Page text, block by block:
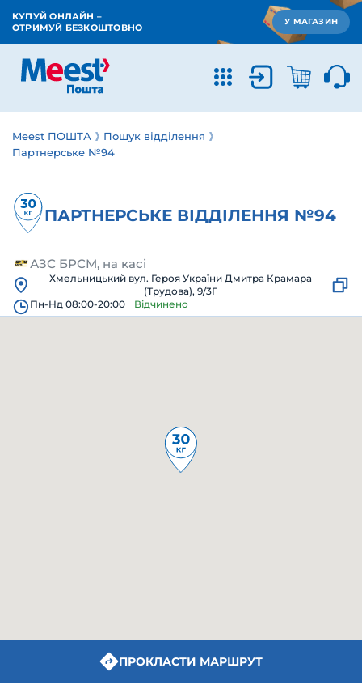
КУПУЙ ОНЛАЙН –
ОТРИМУЙ БЕЗКОШТОВНО
У МАГАЗИН
Meest ПОШТА
Пошук відділення
Партнерське №94
ПАРТНЕРСЬКЕ ВІДДІЛЕННЯ №94
АЗС БРСМ, на касі
Хмельницький вул. Героя України Дмитра Крамара
(Трудова), 9/3Г
Пн-Нд 08:00-20:00
Відчинено
ПРОКЛАСТИ МАРШРУТ